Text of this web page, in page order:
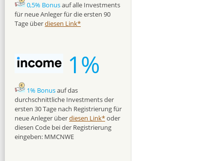
0,5% Bonusauf alle Investments
für neue Anleger für die ersten 90
Tage überdiesen Link*
1%
1% Bonusauf das
durchschnittliche Investments der
ersten 30 Tage nach Registrierung für
neue Anleger überdiesen Link*oder
diesen Code bei der Registrierung
eingeben: MMCNWE